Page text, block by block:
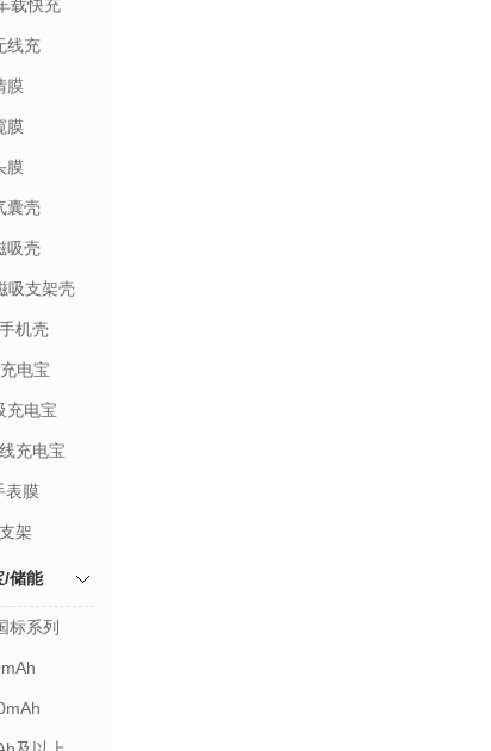
载快充
线充
膜
膜
膜
囊壳
吸壳
吸支架壳
机壳
电宝
充电宝
充电宝
表膜
架
/储能
标系列